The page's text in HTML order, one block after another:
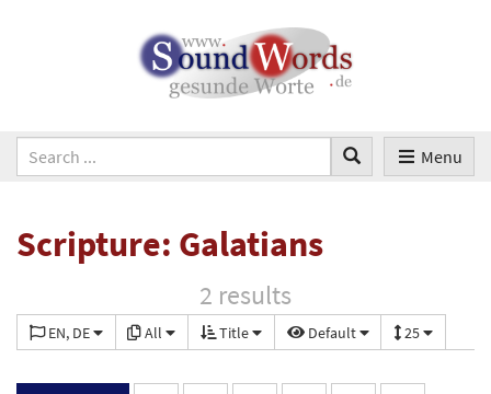
Menu
Scripture: Galatians
2 results
EN, DE All Title Default 25